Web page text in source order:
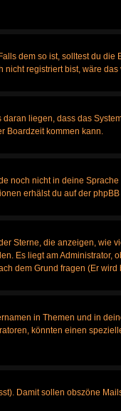
dem so ist, solltest du
registriert bist, wäre
liegen, dass das
Boardzeit kommen kann.
nicht in deine
erhälst du auf der
Sterne, die anzeigen,
Es liegt am
dem Grund fragen (Er
in Themen und in
könnten einen
Damit sollen obszöne